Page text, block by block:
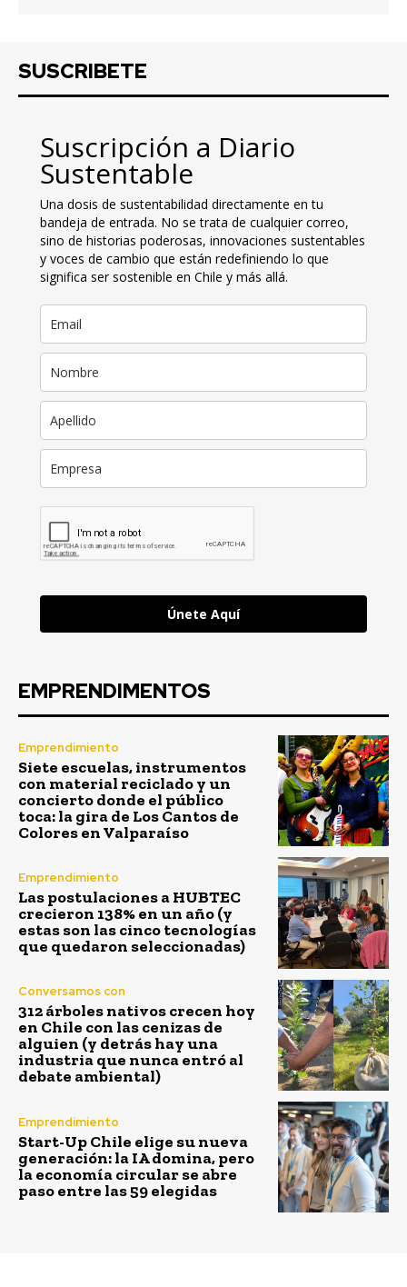
SUSCRIBETE
Suscripción a Diario
Sustentable
Una dosis de sustentabilidad directamente en tu
bandeja de entrada. No se trata de cualquier correo,
sino de historias poderosas, innovaciones sustentables
y voces de cambio que están redefiniendo lo que
significa ser sostenible en Chile y más allá.
Únete Aquí
EMPRENDIMENTOS
Emprendimiento
Siete escuelas, instrumentos
con material reciclado y un
concierto donde el público
toca: la gira de Los Cantos de
Colores en Valparaíso
Emprendimiento
Las postulaciones a HUBTEC
crecieron 138% en un año (y
estas son las cinco tecnologías
que quedaron seleccionadas)
Conversamos con
312 árboles nativos crecen hoy
en Chile con las cenizas de
alguien (y detrás hay una
industria que nunca entró al
debate ambiental)
Emprendimiento
Start-Up Chile elige su nueva
generación: la IA domina, pero
la economía circular se abre
paso entre las 59 elegidas